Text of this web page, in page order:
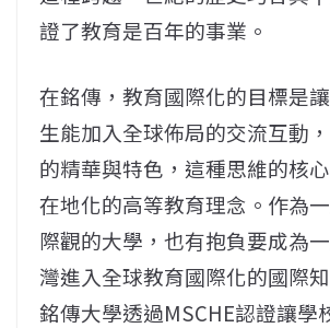
證了教育是百年的事業。
在銘傳，教育國際化的目標是
生能加入全球佈局的交流互動
的精華與特色，這種思維的核
在地化的高等教育理念。作為
際觀的大學，也有抱負要成為
灣進入全球教育國際化的國際
銘傳大學透過MSCHE認證讓學